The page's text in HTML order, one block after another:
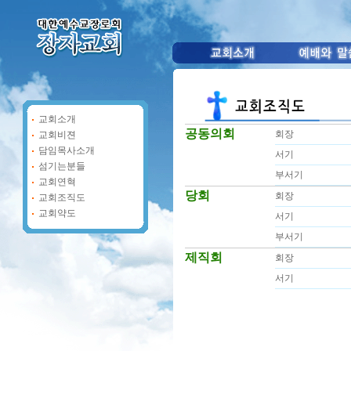
교회소개
교회비젼
담임목사소개
섬기는분들
교회연혁
교회조직도
교회약도
공동의회
회장
서기
부서기
당회
회장
서기
부서기
제직회
회장
서기